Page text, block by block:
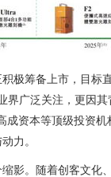
极筹备上市，目标
界广泛关注，更因其
成资本等顶级投资机
力。
影。随着创客文化